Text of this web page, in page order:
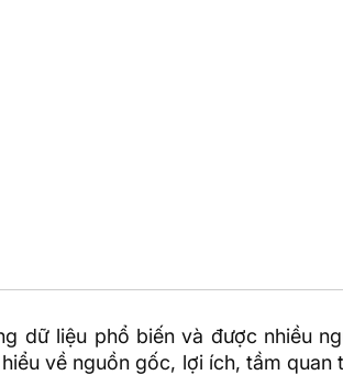
dữ liệu phổ biến và được nhiều
về nguồn gốc, lợi ích, tầm quan